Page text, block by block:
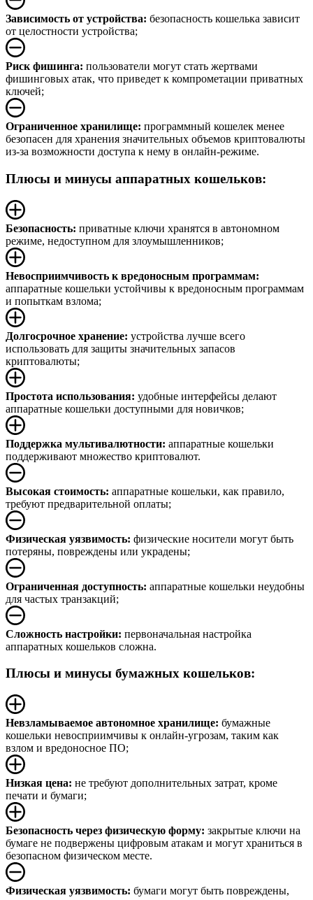
Зависимость от устройства: безопасность кошелька зависит
от целостности устройства;
Риск фишинга: пользователи могут стать жертвами
фишинговых атак, что приведет к компрометации приватных
ключей;
Ограниченное хранилище: программный кошелек менее
безопасен для хранения значительных объемов криптовалюты
из-за возможности доступа к нему в онлайн-режиме.
Плюсы и минусы аппаратных кошельков:
Безопасность: приватные ключи хранятся в автономном
режиме, недоступном для злоумышленников;
Невосприимчивость к вредоносным программам:
аппаратные кошельки устойчивы к вредоносным программам
и попыткам взлома;
Долгосрочное хранение: устройства лучше всего
использовать для защиты значительных запасов
криптовалюты;
Простота использования: удобные интерфейсы делают
аппаратные кошельки доступными для новичков;
Поддержка мультивалютности: аппаратные кошельки
поддерживают множество криптовалют.
Высокая стоимость: аппаратные кошельки, как правило,
требуют предварительной оплаты;
Физическая уязвимость: физические носители могут быть
потеряны, повреждены или украдены;
Ограниченная доступность: аппаратные кошельки неудобны
для частых транзакций;
Сложность настройки: первоначальная настройка
аппаратных кошельков сложна.
Плюсы и минусы бумажных кошельков:
Невзламываемое автономное хранилище: бумажные
кошельки невосприимчивы к онлайн-угрозам, таким как
взлом и вредоносное ПО;
Низкая цена: не требуют дополнительных затрат, кроме
печати и бумаги;
Безопасность через физическую форму: закрытые ключи на
бумаге не подвержены цифровым атакам и могут храниться в
безопасном физическом месте.
Физическая уязвимость: бумаги могут быть повреждены,